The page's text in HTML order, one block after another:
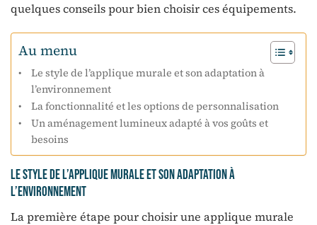
quelques conseils pour bien choisir ces équipements.
Au menu
Le style de l’applique murale et son adaptation à
l’environnement
La fonctionnalité et les options de personnalisation
Un aménagement lumineux adapté à vos goûts et
besoins
Le style de l’applique murale et son adaptation à
l’environnement
La première étape pour choisir une applique murale